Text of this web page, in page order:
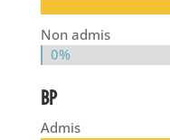
Non admis
0%
0%
BP
Admis